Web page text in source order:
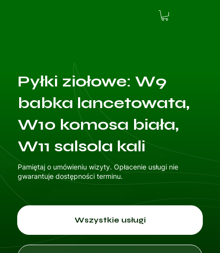
Pyłki ziołowe: W9
babka lancetowata,
W10 komosa biała,
W11 salsola kali
Pamiętaj o umówieniu wizyty. Opłacenie usługi nie
gwarantuje dostępności terminu.
Wszystkie usługi